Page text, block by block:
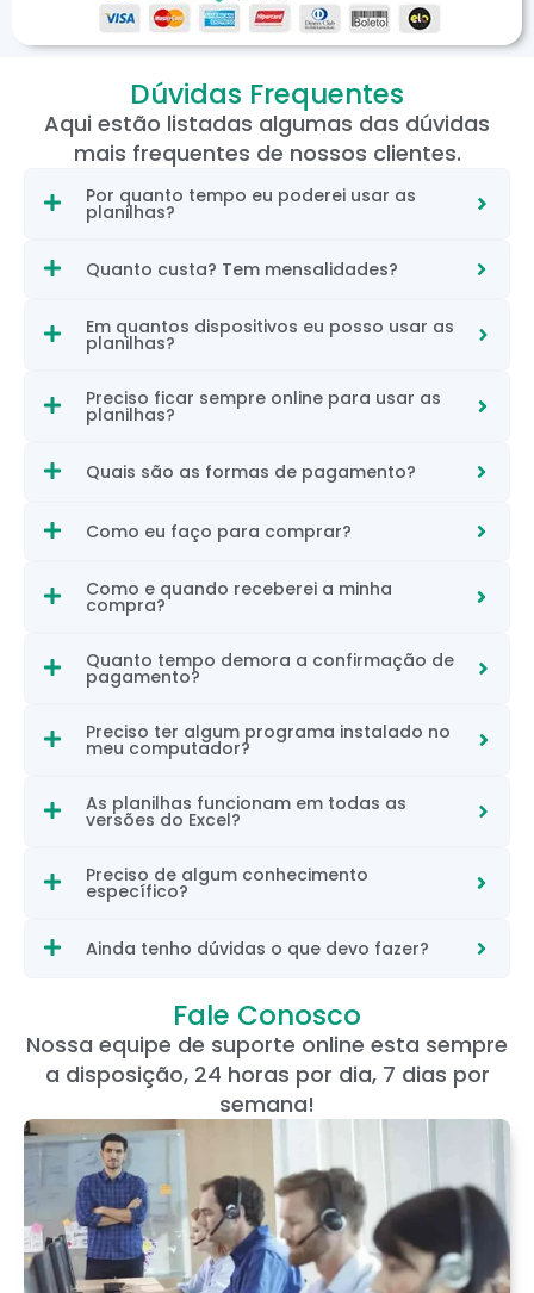
Dúvidas Frequentes
Aqui estão listadas algumas das dúvidas
mais frequentes de nossos clientes.
Por quanto tempo eu poderei usar as
planilhas?
Quanto custa? Tem mensalidades?
Em quantos dispositivos eu posso usar as
planilhas?
Preciso ficar sempre online para usar as
planilhas?
Quais são as formas de pagamento?
Como eu faço para comprar?
Como e quando receberei a minha
compra?
Quanto tempo demora a confirmação de
pagamento?
Preciso ter algum programa instalado no
meu computador?
As planilhas funcionam em todas as
versões do Excel?
Preciso de algum conhecimento
específico?
Ainda tenho dúvidas o que devo fazer?
Fale Conosco
Nossa equipe de suporte online esta sempre
a disposição, 24 horas por dia, 7 dias por
semana!